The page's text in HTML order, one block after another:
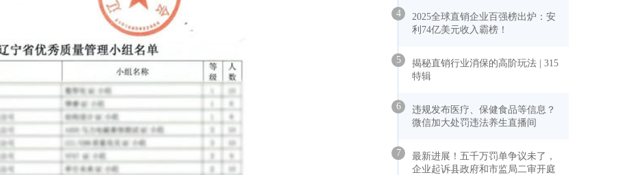
4
2025全球直销企业百强榜出炉：安
利74亿美元收入霸榜！
5
揭秘直销行业消保的高阶玩法 | 315
特辑
6
违规发布医疗、保健食品等信息？
微信加大处罚违法养生直播间
7
最新进展！五千万罚单争议未了，
企业起诉县政府和市监局二审开庭